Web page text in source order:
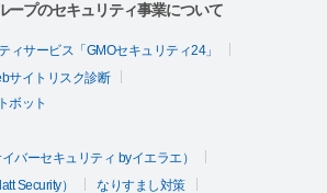
ープのセキュリティ事業について
ィサービス「GMOセキュリティ24」
サイトリスク診断
ボット
バーセキュリティ byイエラエ）
Security）
なりすまし対策